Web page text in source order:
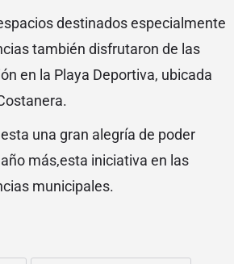
destinados especialmente
también disfrutaron de las
en la Playa Deportiva, ubicada
una gran alegría de poder
año más,esta iniciativa en las
municipales.